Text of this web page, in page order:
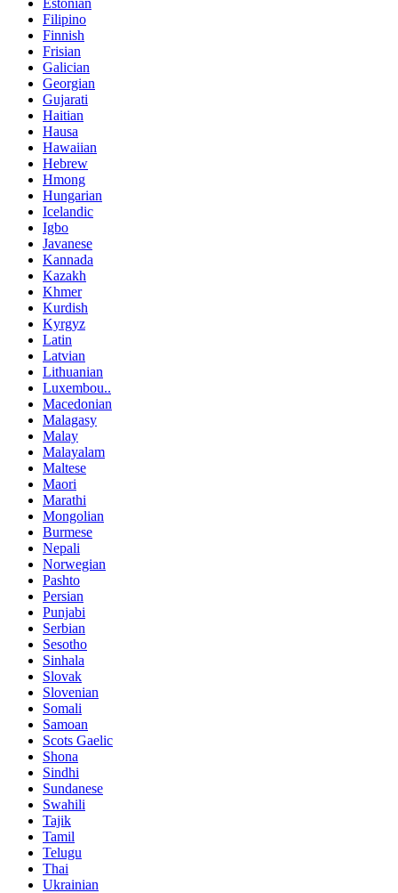
Filipino
Finnish
Frisian
Galician
Georgian
Gujarati
Haitian
Hausa
Hawaiian
Hebrew
Hmong
Hungarian
Icelandic
Igbo
Javanese
Kannada
Kazakh
Khmer
Kurdish
Kyrgyz
Latin
Latvian
Lithuanian
Luxembou..
Macedonian
Malagasy
Malay
Malayalam
Maltese
Maori
Marathi
Mongolian
Burmese
Nepali
Norwegian
Pashto
Persian
Punjabi
Serbian
Sesotho
Sinhala
Slovak
Slovenian
Somali
Samoan
Scots Gaelic
Shona
Sindhi
Sundanese
Swahili
Tajik
Tamil
Telugu
Thai
Ukrainian